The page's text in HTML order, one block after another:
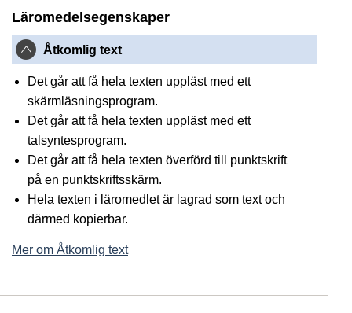
Läromedelsegenskaper
Åtkomlig text
Det går att få hela texten uppläst med ett
skärmläsningsprogram.
Det går att få hela texten uppläst med ett
talsyntesprogram.
Det går att få hela texten överförd till punktskrift
på en punktskriftsskärm.
Hela texten i läromedlet är lagrad som text och
därmed kopierbar.
Mer om Åtkomlig text